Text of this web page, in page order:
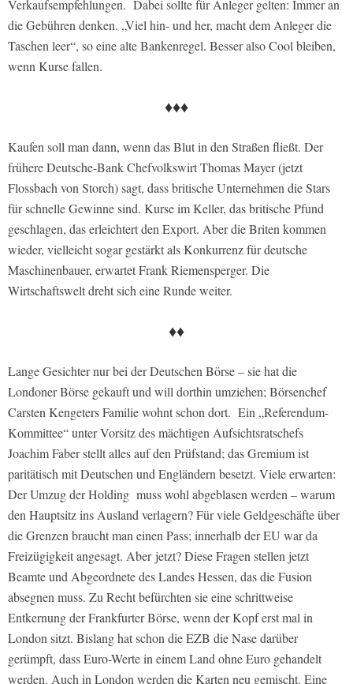
Verkaufsempfehlungen. Dabei sollte für Anleger gelten: Immer an
die Gebühren denken. „Viel hin- und her, macht dem Anleger die
Taschen leer“, so eine alte Bankenregel. Besser also Cool bleiben,
wenn Kurse fallen.
♦♦♦
Kaufen soll man dann, wenn das Blut in den Straßen fließt. Der
frühere Deutsche-Bank Chefvolkswirt Thomas Mayer (jetzt
Flossbach von Storch) sagt, dass britische Unternehmen die Stars
für schnelle Gewinne sind. Kurse im Keller, das britische Pfund
geschlagen, das erleichtert den Export. Aber die Briten kommen
wieder, vielleicht sogar gestärkt als Konkurrenz für deutsche
Maschinenbauer, erwartet Frank Riemensperger. Die
Wirtschaftswelt dreht sich eine Runde weiter.
♦♦
Lange Gesichter nur bei der Deutschen Börse – sie hat die
Londoner Börse gekauft und will dorthin umziehen; Börsenchef
Carsten Kengeters Familie wohnt schon dort. Ein „Referendum-
Kommittee“ unter Vorsitz des mächtigen Aufsichtsratschefs
Joachim Faber stellt alles auf den Prüfstand; das Gremium ist
paritätisch mit Deutschen und Engländern besetzt. Viele erwarten:
Der Umzug der Holding muss wohl abgeblasen werden – warum
den Hauptsitz ins Ausland verlagern? Für viele Geldgeschäfte über
die Grenzen braucht man einen Pass; innerhalb der EU war da
Freizügigkeit angesagt. Aber jetzt? Diese Fragen stellen jetzt
Beamte und Abgeordnete des Landes Hessen, das die Fusion
absegnen muss. Zu Recht befürchten sie eine schrittweise
Entkernung der Frankfurter Börse, wenn der Kopf erst mal in
London sitzt. Bislang hat schon die EZB die Nase darüber
gerümpft, dass Euro-Werte in einem Land ohne Euro gehandelt
werden. Auch in London werden die Karten neu gemischt. Eine